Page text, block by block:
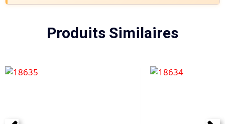
Produits Similaires